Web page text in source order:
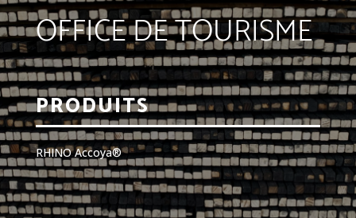
OFFICE DE TOURISME
PRODUITS
RHINO Accoya®